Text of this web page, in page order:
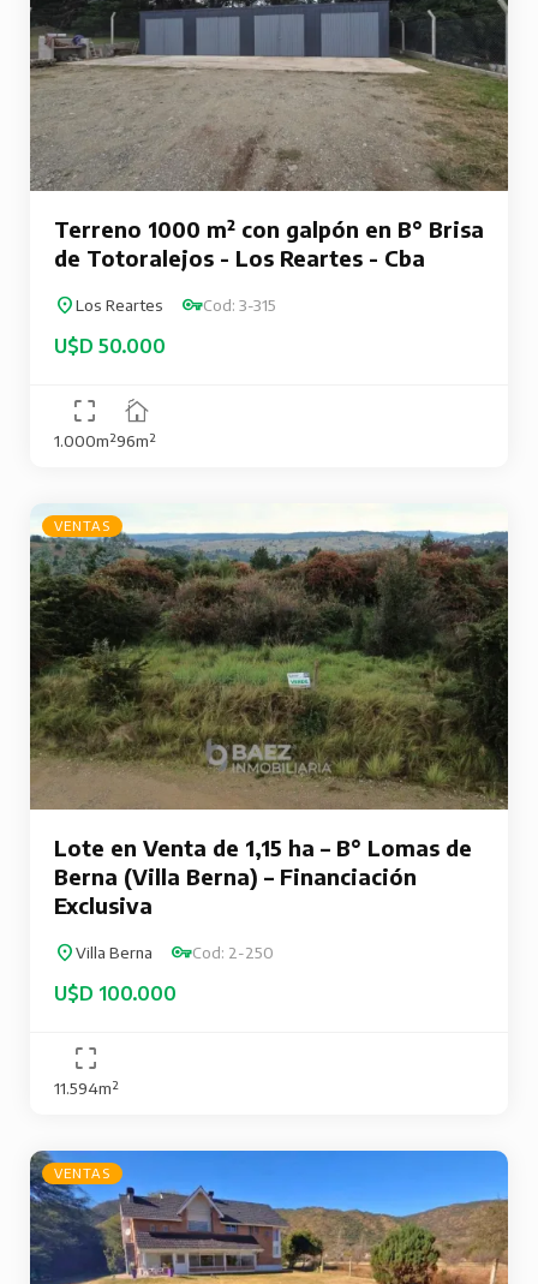
Terreno 1000 m² con galpón en B° Brisa
de Totoralejos - Los Reartes - Cba
Los Reartes Cod: 3-315
U$D 50.000
1.000m²96m²
VENTAS
Lote en Venta de 1,15 ha – B° Lomas de
Berna (Villa Berna) – Financiación
Exclusiva
Villa Berna Cod: 2-250
U$D 100.000
11.594m²
VENTAS